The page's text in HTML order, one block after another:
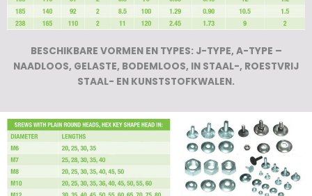
BESCHIKBARE VORMEN EN TYPES: J-TYPE, A-TYPE –
NAADLOOS, GELASTE, BODEMLOOS, IN STAAL-, ROESTVRIJ
STAAL- EN KUNSTSTOFKWALEN.